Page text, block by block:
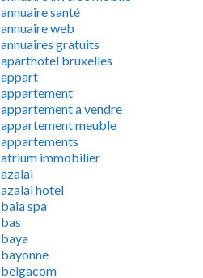
annuaire santé
annuaire web
annuaires gratuits
aparthotel bruxelles
appart
appartement
appartement a vendre
appartement meuble
appartements
atrium immobilier
azalai
azalai hotel
baia spa
bas
baya
bayonne
belgacom